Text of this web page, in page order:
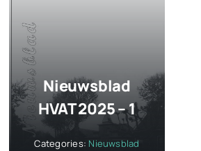
Nieuwsblad
HVAT 2025 – 1
Categories: Nieuwsblad